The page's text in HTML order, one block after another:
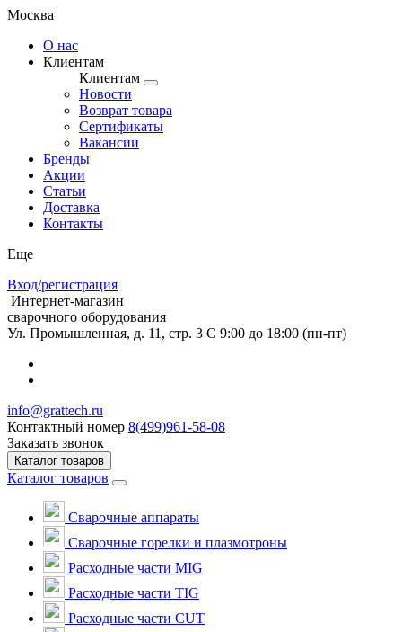
Москва
О нас
Клиентам
Клиентам
Новости
Возврат товара
Сертификаты
Вакансии
Бренды
Акции
Статьи
Доставка
Контакты
Еще
Вход/регистрация
Интернет-магазин
сварочного оборудования
Ул. Промышленная, д. 11, стр. 3 C 9:00 до 18:00 (пн-пт)
info@grattech.ru
Контактный номер 8(499)961-58-08
Заказать звонок
Каталог товаров
Каталог товаров
Сварочные аппараты
Cварочные горелки и плазмотроны
Расходные части MIG
Расходные части TIG
Расходные части CUT